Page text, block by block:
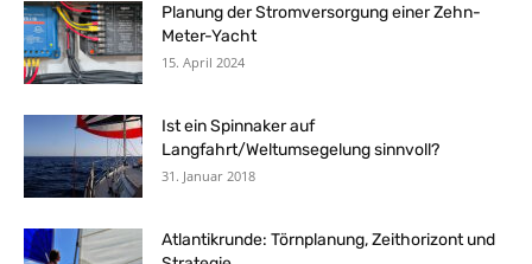
Planung der Stromversorgung einer Zehn-
Meter-Yacht
15. April 2024
Ist ein Spinnaker auf
Langfahrt/Weltumsegelung sinnvoll?
31. Januar 2018
Atlantikrunde: Törnplanung, Zeithorizont und